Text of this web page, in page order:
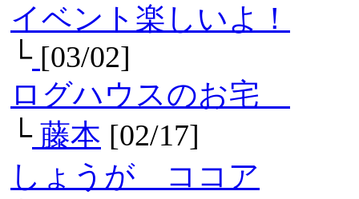
イベント楽しいよ！
└ [03/02]
ログハウスのお宅
└藤本 [02/17]
しょうが ココア